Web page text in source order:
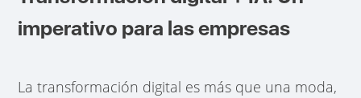
imperativo para las empresas
La transformación digital es más que una moda,